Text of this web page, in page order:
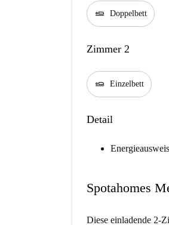
airline_seat_flat Doppelbett
Zimmer 2
airline_seat_flat Einzelbett
Detail
Energieausweis
Spotahomes
Diese einladende 2-